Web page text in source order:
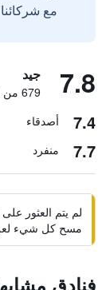
مع
7.8 جيد
679 من التقييمات تم التحقق منها
7.4 أصدقاء
7.7 منفرد
لم يتم العثور
مسح كل شيء
فنادق